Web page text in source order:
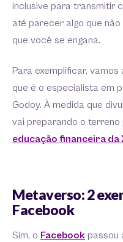
inclusive para transmitir
até parecer algo que
que você se engana.
Para exemplificar, vamos
que é o especialista em
Godoy. À medida que
vai preparando o terreno
educação financeira da
Metaverso: 2
Facebook
Sim, o Facebook passou